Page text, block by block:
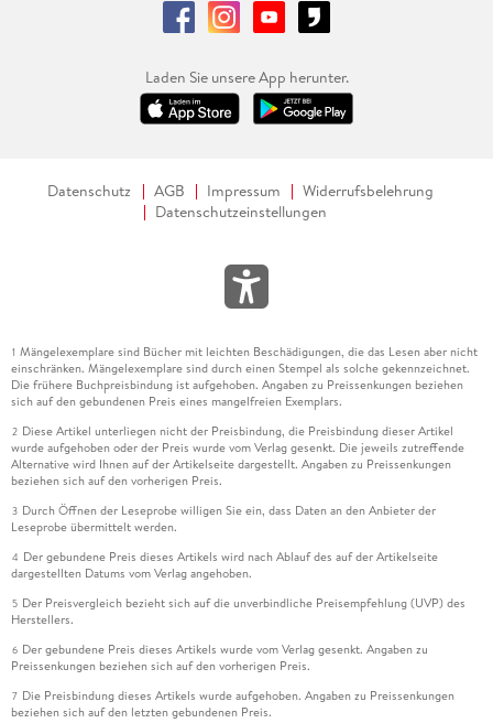
Laden Sie unsere App herunter.
Datenschutz AGB Impressum
Widerrufsbelehrung
Datenschutzeinstellungen
1 Mängelexemplare sind Bücher mit leichten Beschädigungen, die das Lesen aber nicht
einschränken. Mängelexemplare sind durch einen Stempel als solche gekennzeichnet.
Die frühere Buchpreisbindung ist aufgehoben. Angaben zu Preissenkungen beziehen
sich auf den gebundenen Preis eines mangelfreien Exemplars.
2 Diese Artikel unterliegen nicht der Preisbindung, die Preisbindung dieser Artikel
wurde aufgehoben oder der Preis wurde vom Verlag gesenkt. Die jeweils zutreffende
Alternative wird Ihnen auf der Artikelseite dargestellt. Angaben zu Preissenkungen
beziehen sich auf den vorherigen Preis.
3 Durch Öffnen der Leseprobe willigen Sie ein, dass Daten an den Anbieter der
Leseprobe übermittelt werden.
4 Der gebundene Preis dieses Artikels wird nach Ablauf des auf der Artikelseite
dargestellten Datums vom Verlag angehoben.
5 Der Preisvergleich bezieht sich auf die unverbindliche Preisempfehlung (UVP) des
Herstellers.
6 Der gebundene Preis dieses Artikels wurde vom Verlag gesenkt. Angaben zu
Preissenkungen beziehen sich auf den vorherigen Preis.
7 Die Preisbindung dieses Artikels wurde aufgehoben. Angaben zu Preissenkungen
beziehen sich auf den letzten gebundenen Preis.